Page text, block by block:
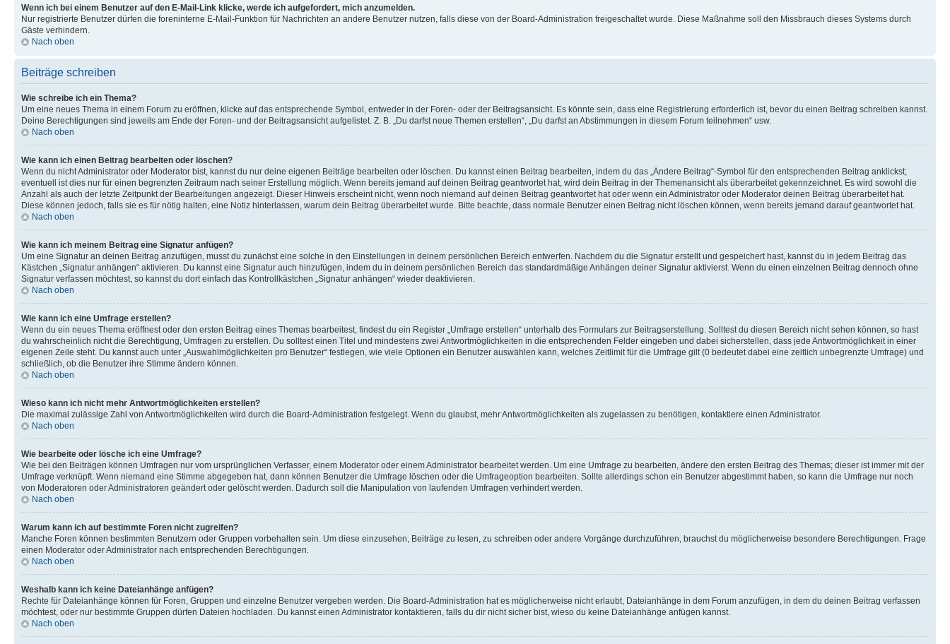
Wenn ich bei einem Benutzer auf den E-Mail-Link klicke, werde ich aufgefordert, mich anzumelden.
Nur registrierte Benutzer dürfen die foreninterne E-Mail-Funktion für Nachrichten an andere Benutzer nutzen, falls diese von der Board-Administration freigeschaltet wurde. Diese Maßnahme soll den Missbrauch dieses Systems durch
Gäste verhindern.
Nach oben
Beiträge schreiben
Wie schreibe ich ein Thema?
Um eine neues Thema in einem Forum zu eröffnen, klicke auf das entsprechende Symbol, entweder in der Foren- oder der Beitragsansicht. Es könnte sein, dass eine Registrierung erforderlich ist, bevor du einen Beitrag schreiben kannst.
Deine Berechtigungen sind jeweils am Ende der Foren- und der Beitragsansicht aufgelistet. Z. B. „Du darfst neue Themen erstellen“, „Du darfst an Abstimmungen in diesem Forum teilnehmen“ usw.
Nach oben
Wie kann ich einen Beitrag bearbeiten oder löschen?
Wenn du nicht Administrator oder Moderator bist, kannst du nur deine eigenen Beiträge bearbeiten oder löschen. Du kannst einen Beitrag bearbeiten, indem du das „Ändere Beitrag“-Symbol für den entsprechenden Beitrag anklickst;
eventuell ist dies nur für einen begrenzten Zeitraum nach seiner Erstellung möglich. Wenn bereits jemand auf deinen Beitrag geantwortet hat, wird dein Beitrag in der Themenansicht als überarbeitet gekennzeichnet. Es wird sowohl die
Anzahl als auch der letzte Zeitpunkt der Bearbeitungen angezeigt. Dieser Hinweis erscheint nicht, wenn noch niemand auf deinen Beitrag geantwortet hat oder wenn ein Administrator oder Moderator deinen Beitrag überarbeitet hat.
Diese können jedoch, falls sie es für nötig halten, eine Notiz hinterlassen, warum dein Beitrag überarbeitet wurde. Bitte beachte, dass normale Benutzer einen Beitrag nicht löschen können, wenn bereits jemand darauf geantwortet hat.
Nach oben
Wie kann ich meinem Beitrag eine Signatur anfügen?
Um eine Signatur an deinen Beitrag anzufügen, musst du zunächst eine solche in den Einstellungen in deinem persönlichen Bereich entwerfen. Nachdem du die Signatur erstellt und gespeichert hast, kannst du in jedem Beitrag das
Kästchen „Signatur anhängen“ aktivieren. Du kannst eine Signatur auch hinzufügen, indem du in deinem persönlichen Bereich das standardmäßige Anhängen deiner Signatur aktivierst. Wenn du einen einzelnen Beitrag dennoch ohne
Signatur verfassen möchtest, so kannst du dort einfach das Kontrollkästchen „Signatur anhängen“ wieder deaktivieren.
Nach oben
Wie kann ich eine Umfrage erstellen?
Wenn du ein neues Thema eröffnest oder den ersten Beitrag eines Themas bearbeitest, findest du ein Register „Umfrage erstellen“ unterhalb des Formulars zur Beitragserstellung. Solltest du diesen Bereich nicht sehen können, so hast
du wahrscheinlich nicht die Berechtigung, Umfragen zu erstellen. Du solltest einen Titel und mindestens zwei Antwortmöglichkeiten in die entsprechenden Felder eingeben und dabei sicherstellen, dass jede Antwortmöglichkeit in einer
eigenen Zeile steht. Du kannst auch unter „Auswahlmöglichkeiten pro Benutzer“ festlegen, wie viele Optionen ein Benutzer auswählen kann, welches Zeitlimit für die Umfrage gilt (0 bedeutet dabei eine zeitlich unbegrenzte Umfrage) und
schließlich, ob die Benutzer ihre Stimme ändern können.
Nach oben
Wieso kann ich nicht mehr Antwortmöglichkeiten erstellen?
Die maximal zulässige Zahl von Antwortmöglichkeiten wird durch die Board-Administration festgelegt. Wenn du glaubst, mehr Antwortmöglichkeiten als zugelassen zu benötigen, kontaktiere einen Administrator.
Nach oben
Wie bearbeite oder lösche ich eine Umfrage?
Wie bei den Beiträgen können Umfragen nur vom ursprünglichen Verfasser, einem Moderator oder einem Administrator bearbeitet werden. Um eine Umfrage zu bearbeiten, ändere den ersten Beitrag des Themas; dieser ist immer mit der
Umfrage verknüpft. Wenn niemand eine Stimme abgegeben hat, dann können Benutzer die Umfrage löschen oder die Umfrageoption bearbeiten. Sollte allerdings schon ein Benutzer abgestimmt haben, so kann die Umfrage nur noch
von Moderatoren oder Administratoren geändert oder gelöscht werden. Dadurch soll die Manipulation von laufenden Umfragen verhindert werden.
Nach oben
Warum kann ich auf bestimmte Foren nicht zugreifen?
Manche Foren können bestimmten Benutzern oder Gruppen vorbehalten sein. Um diese einzusehen, Beiträge zu lesen, zu schreiben oder andere Vorgänge durchzuführen, brauchst du möglicherweise besondere Berechtigungen. Frage
einen Moderator oder Administrator nach entsprechenden Berechtigungen.
Nach oben
Weshalb kann ich keine Dateianhänge anfügen?
Rechte für Dateianhänge können für Foren, Gruppen und einzelne Benutzer vergeben werden. Die Board-Administration hat es möglicherweise nicht erlaubt, Dateianhänge in dem Forum anzufügen, in dem du deinen Beitrag verfassen
möchtest, oder nur bestimmte Gruppen dürfen Dateien hochladen. Du kannst einen Administrator kontaktieren, falls du dir nicht sicher bist, wieso du keine Dateianhänge anfügen kannst.
Nach oben